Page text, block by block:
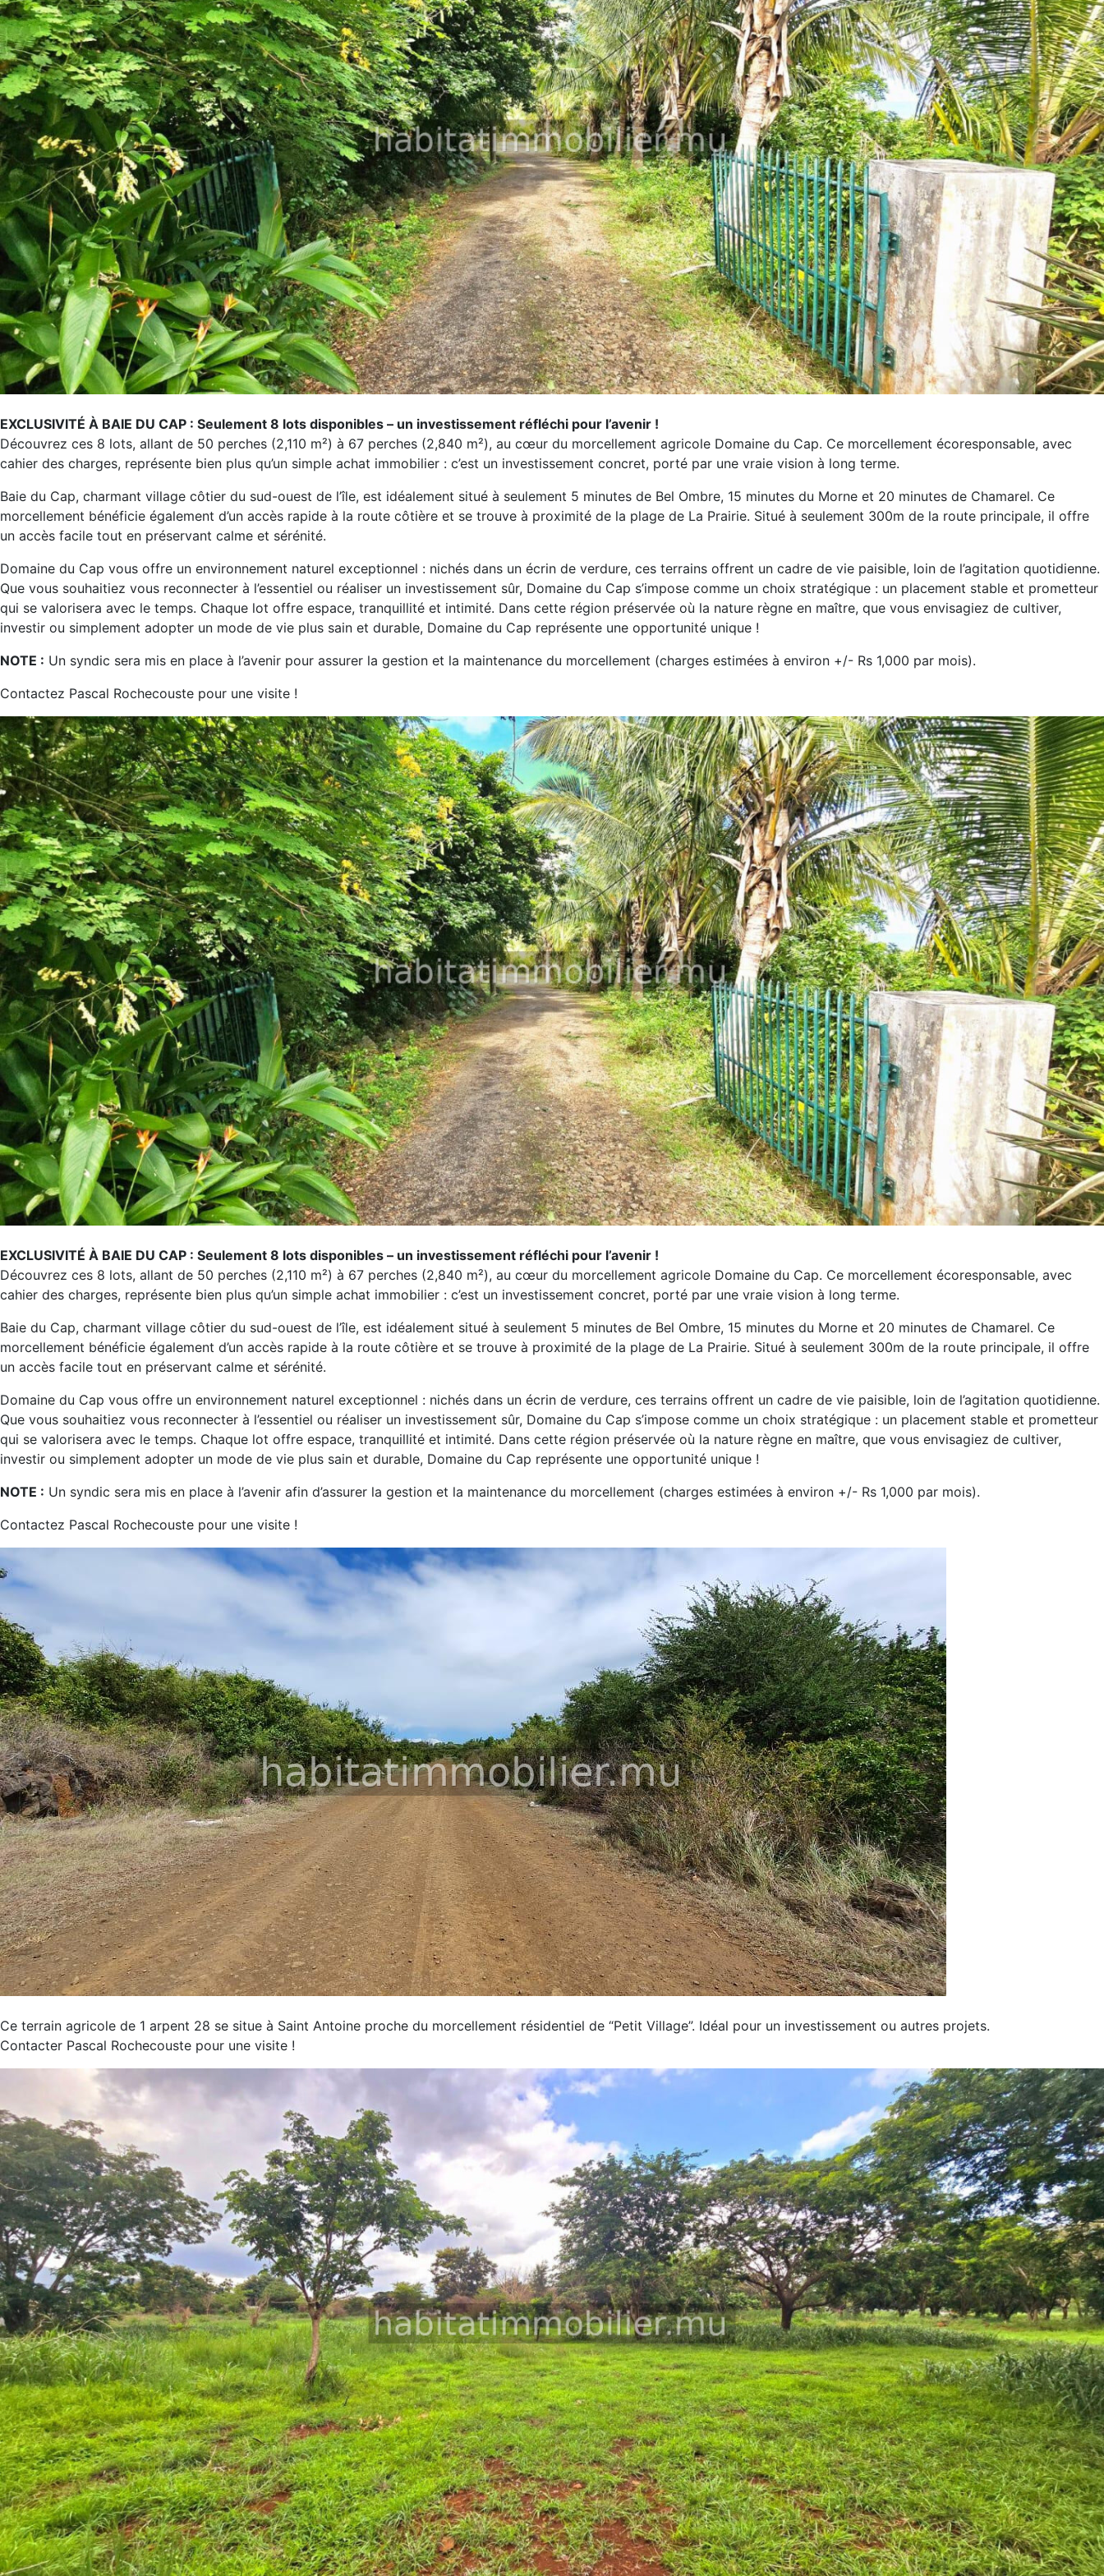
EXCLUSIVITÉ À BAIE DU CAP : Seulement 8 lots disponibles – un investissement réfléchi pour l’avenir !
Découvrez ces 8 lots, allant de 50 perches (2,110 m²) à 67 perches (2,840 m²), au cœur du morcellement agricole Domaine du Cap. Ce morcellement écoresponsable, avec
cahier des charges, représente bien plus qu’un simple achat immobilier : c’est un investissement concret, porté par une vraie vision à long terme.
Baie du Cap, charmant village côtier du sud-ouest de l’île, est idéalement situé à seulement 5 minutes de Bel Ombre, 15 minutes du Morne et 20 minutes de Chamarel. Ce
morcellement bénéficie également d’un accès rapide à la route côtière et se trouve à proximité de la plage de La Prairie. Situé à seulement 300m de la route principale, il offre
un accès facile tout en préservant calme et sérénité.
Domaine du Cap vous offre un environnement naturel exceptionnel : nichés dans un écrin de verdure, ces terrains offrent un cadre de vie paisible, loin de l’agitation quotidienne.
Que vous souhaitiez vous reconnecter à l’essentiel ou réaliser un investissement sûr, Domaine du Cap s’impose comme un choix stratégique : un placement stable et prometteur
qui se valorisera avec le temps. Chaque lot offre espace, tranquillité et intimité. Dans cette région préservée où la nature règne en maître, que vous envisagiez de cultiver,
investir ou simplement adopter un mode de vie plus sain et durable, Domaine du Cap représente une opportunité unique !
NOTE : Un syndic sera mis en place à l’avenir pour assurer la gestion et la maintenance du morcellement (charges estimées à environ +/- Rs 1,000 par mois).
Contactez Pascal Rochecouste pour une visite !
EXCLUSIVITÉ À BAIE DU CAP : Seulement 8 lots disponibles – un investissement réfléchi pour l’avenir !
Découvrez ces 8 lots, allant de 50 perches (2,110 m²) à 67 perches (2,840 m²), au cœur du morcellement agricole Domaine du Cap. Ce morcellement écoresponsable, avec
cahier des charges, représente bien plus qu’un simple achat immobilier : c’est un investissement concret, porté par une vraie vision à long terme.
Baie du Cap, charmant village côtier du sud-ouest de l’île, est idéalement situé à seulement 5 minutes de Bel Ombre, 15 minutes du Morne et 20 minutes de Chamarel. Ce
morcellement bénéficie également d’un accès rapide à la route côtière et se trouve à proximité de la plage de La Prairie. Situé à seulement 300m de la route principale, il offre
un accès facile tout en préservant calme et sérénité.
Domaine du Cap vous offre un environnement naturel exceptionnel : nichés dans un écrin de verdure, ces terrains offrent un cadre de vie paisible, loin de l’agitation quotidienne.
Que vous souhaitiez vous reconnecter à l’essentiel ou réaliser un investissement sûr, Domaine du Cap s’impose comme un choix stratégique : un placement stable et prometteur
qui se valorisera avec le temps. Chaque lot offre espace, tranquillité et intimité. Dans cette région préservée où la nature règne en maître, que vous envisagiez de cultiver,
investir ou simplement adopter un mode de vie plus sain et durable, Domaine du Cap représente une opportunité unique !
NOTE : Un syndic sera mis en place à l’avenir afin d’assurer la gestion et la maintenance du morcellement (charges estimées à environ +/- Rs 1,000 par mois).
Contactez Pascal Rochecouste pour une visite !
Ce terrain agricole de 1 arpent 28 se situe à Saint Antoine proche du morcellement résidentiel de “Petit Village”. Idéal pour un investissement ou autres projets.
Contacter Pascal Rochecouste pour une visite !